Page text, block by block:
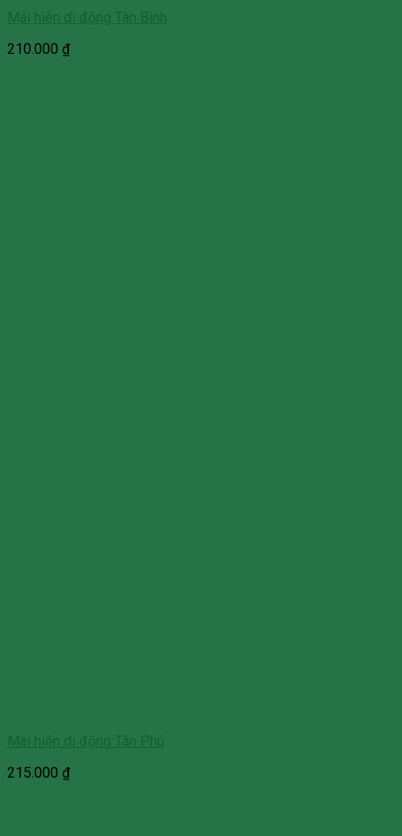
Mái hiên di động Tân Bình
210.000 ₫
Mái hiên di động Tân Phú
215.000 ₫